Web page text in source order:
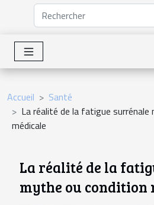
Accueil
Santé
La réalité de la fatigue
médicale
La réalité de la
mythe ou condition